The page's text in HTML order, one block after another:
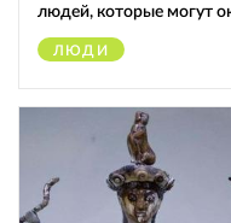
людей, которые могут
ЛЮДИ